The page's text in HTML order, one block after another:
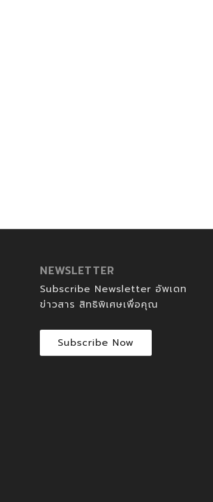
NEWSLETTER
Subscribe Newsletter อัพเดท
ข่าวสาร สิทธิพิเศษเพื่อคุณ
Subscribe Now